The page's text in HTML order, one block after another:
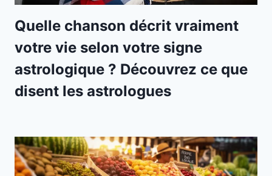
Quelle chanson décrit vraiment
votre vie selon votre signe
astrologique ? Découvrez ce que
disent les astrologues